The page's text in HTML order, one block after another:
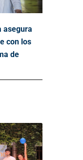
asegura
con los
de